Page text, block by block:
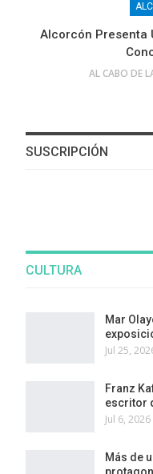
Alcorcón Presenta
SUSCRIPCIÓN
CULTURA
Mar
Jul 25,
Franz
escritor
Jul 6, 2026
Más de